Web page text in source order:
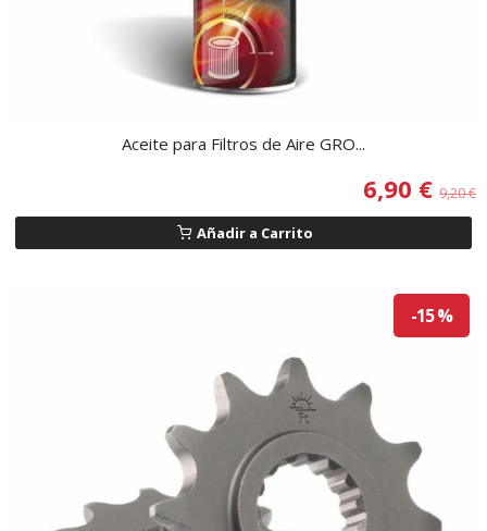
Aceite para Filtros de Aire GRO...
6,90 € 9,20 €
Añadir a Carrito
-15 %